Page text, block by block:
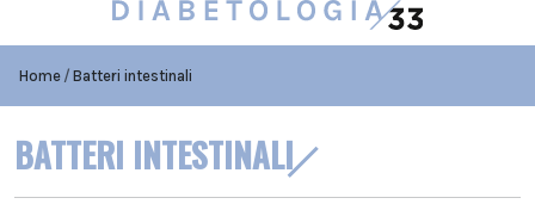
Home Batteri intestinali
BATTERI INTESTINALI